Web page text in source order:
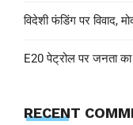
विदेशी फंडिंग पर विवाद,
E20 पेट्रोल पर जनता
RECENT